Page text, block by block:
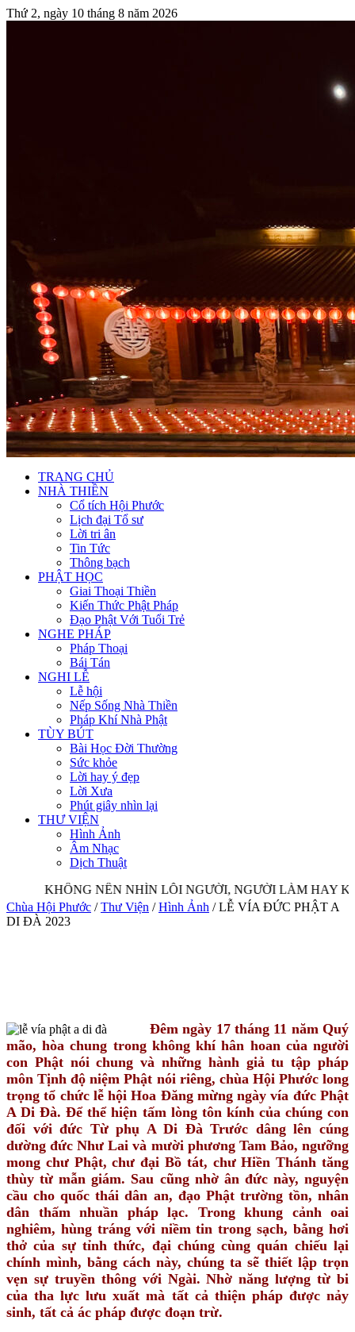
Thứ 2, ngày 10 tháng 8 năm 2026
TRANG CHỦ
NHÀ THIỀN
Cổ tích Hội Phước
Lịch đại Tổ sư
Lời tri ân
Tin Tức
Thông bạch
PHẬT HỌC
Giai Thoại Thiền
Kiến Thức Phật Pháp
Đạo Phật Với Tuổi Trẻ
NGHE PHÁP
Pháp Thoại
Bái Tán
NGHI LỄ
Lễ hội
Nếp Sống Nhà Thiền
Pháp Khí Nhà Phật
TÙY BÚT
Bài Học Đời Thường
Sức khỏe
Lời hay ý đẹp
Lời Xưa
Phút giây nhìn lại
THƯ VIỆN
Hình Ảnh
Âm Nhạc
Dịch Thuật
KHÔNG NÊN NHÌN LỖI NGƯỜI, NGƯỜI LÀM HAY
Chùa Hội Phước / Thư Viện / Hình Ảnh / LỄ VÍA ĐỨC PHẬT A
DI ĐÀ 2023
Đêm ngày 17 tháng 11 năm Quý
mão, hòa chung trong không khí hân hoan của người
con Phật nói chung và những hành giả tu tập pháp
môn Tịnh độ niệm Phật nói riêng, chùa Hội Phước long
trọng tổ chức lễ hội Hoa Đăng mừng ngày vía đức Phật
A Di Đà. Để thể hiện tấm lòng tôn kính của chúng con
đối với đức Từ phụ A Di Đà Trước dâng lên cúng
dường đức Như Lai và mười phương Tam Bảo, ngưỡng
mong chư Phật, chư đại Bồ tát, chư Hiền Thánh tăng
thùy từ mẫn giám. Sau cũng nhờ ân đức này, nguyện
cầu cho quốc thái dân an, đạo Phật trường tồn, nhân
dân thấm nhuần pháp lạc. Trong khung cảnh oai
nghiêm, hùng tráng với niềm tin trong sạch, bằng hơi
thở của sự tỉnh thức, đại chúng cùng quán chiếu lại
chính mình, bằng cách này, chúng ta sẽ thiết lập trọn
vẹn sự truyền thông với Ngài. Nhờ năng lượng từ bi
của tha lực lưu xuất mà tất cả thiện pháp được nảy
sinh, tất cả ác pháp được đoạn trừ.